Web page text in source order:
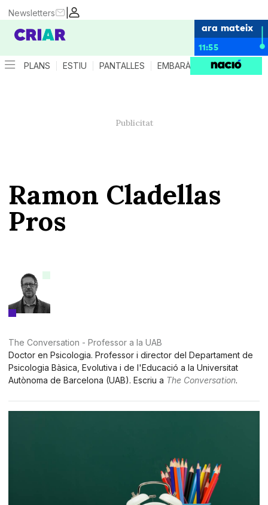
|
Newsletters
ara mateix
11:55
PLANS ESTIU PANTALLES EMBARÀS CRIANÇA
Ramon Cladellas
Pros
The Conversation - Professor a la UAB
Doctor en Psicologia. Professor i director del Departament de
Psicologia Bàsica, Evolutiva i de l'Educació a la Universitat
Autònoma de Barcelona (UAB). Escriu a The Conversation.